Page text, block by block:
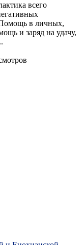
всего
в личных,
и заряд на удачу,